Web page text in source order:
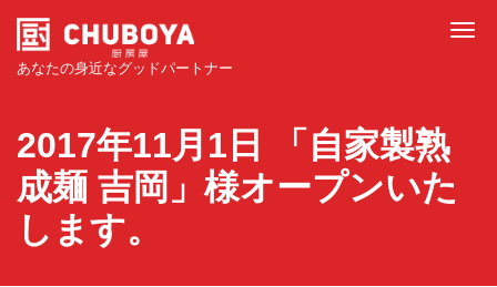
あなたの身近なグッドパートナー
2017年11月1日 「自家製熟
成麺 吉岡」様オープンいた
します。